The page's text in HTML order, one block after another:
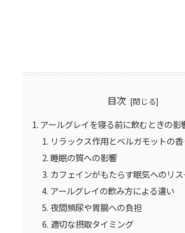
目次
アールグレイを寝る前に飲むときの影
リラックス作用とベルガモットの
睡眠の質への影響
カフェインがもたらす眠気へのリス
アールグレイの飲み方による違い
夜間頻尿や胃腸への負担
適切な摂取タイミング